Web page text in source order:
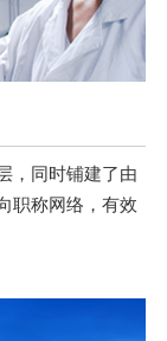
，同时铺建了由
职称网络，有效